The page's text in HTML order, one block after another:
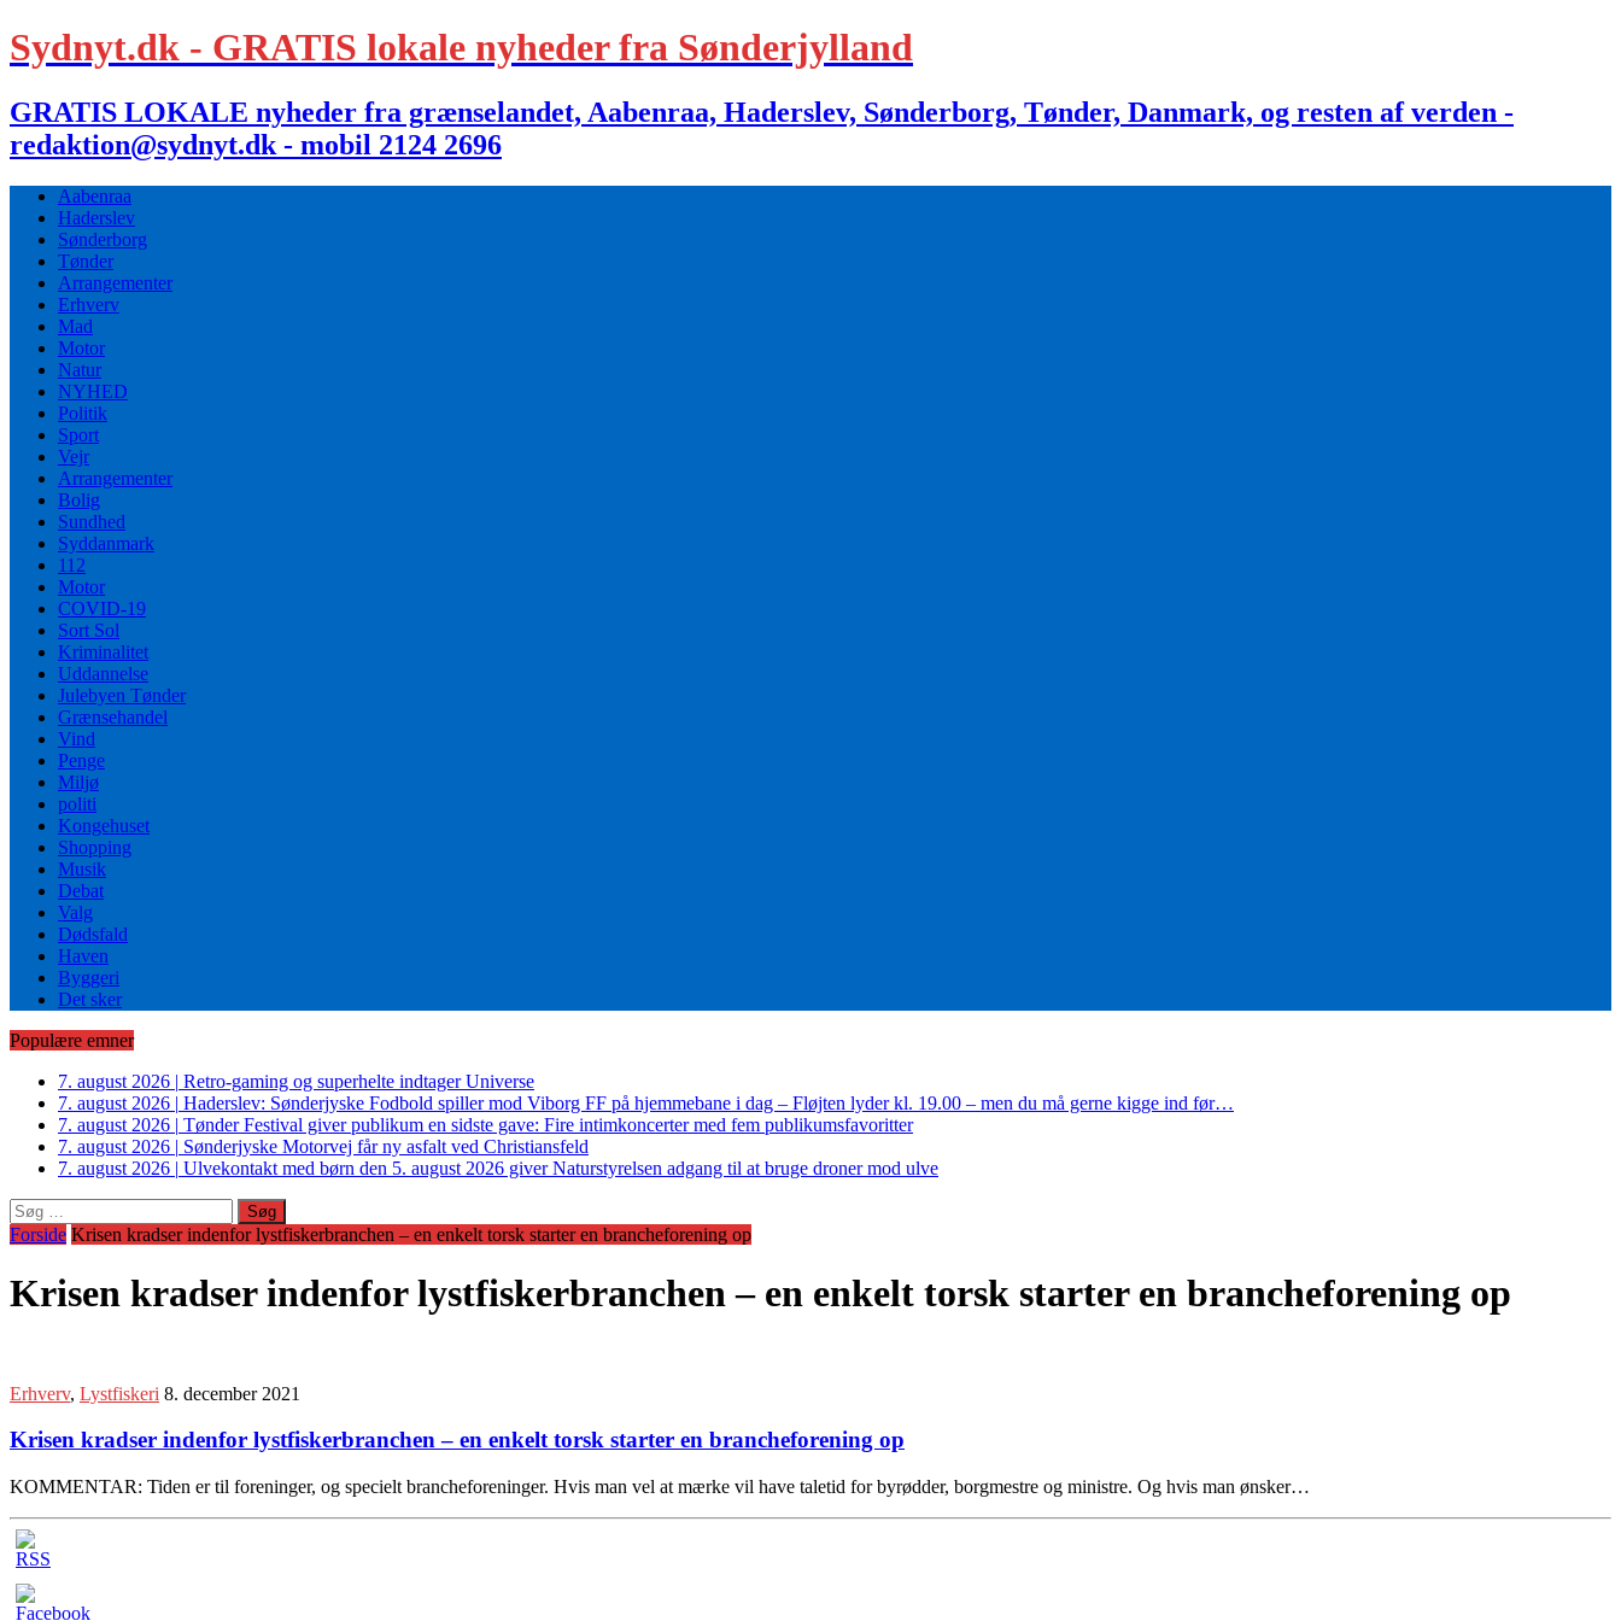
Sydnyt.dk - GRATIS lokale nyheder fra Sønderjylland
GRATIS LOKALE nyheder fra grænselandet, Aabenraa, Haderslev, Sønderborg, Tønder, Danmark, og resten af verden -
redaktion@sydnyt.dk - mobil 2124 2696
Aabenraa
Haderslev
Sønderborg
Tønder
Arrangementer
Erhverv
Mad
Motor
Natur
NYHED
Politik
Sport
Vejr
Arrangementer
Bolig
Sundhed
Syddanmark
112
Motor
COVID-19
Sort Sol
Kriminalitet
Uddannelse
Julebyen Tønder
Grænsehandel
Vind
Penge
Miljø
politi
Kongehuset
Shopping
Musik
Debat
Valg
Dødsfald
Haven
Byggeri
Det sker
Populære emner
7. august 2026 | Retro-gaming og superhelte indtager Universe
7. august 2026 | Haderslev: Sønderjyske Fodbold spiller mod Viborg FF på hjemmebane i dag – Fløjten lyder kl. 19.00 – men du må gerne kigge ind før…
7. august 2026 | Tønder Festival giver publikum en sidste gave: Fire intimkoncerter med fem publikumsfavoritter
7. august 2026 | Sønderjyske Motorvej får ny asfalt ved Christiansfeld
7. august 2026 | Ulvekontakt med børn den 5. august 2026 giver Naturstyrelsen adgang til at bruge droner mod ulve
Søg
efter:
Forside Krisen kradser indenfor lystfiskerbranchen – en enkelt torsk starter en brancheforening op
Krisen kradser indenfor lystfiskerbranchen – en enkelt torsk starter en brancheforening op
Erhverv, Lystfiskeri 8. december 2021
Krisen kradser indenfor lystfiskerbranchen – en enkelt torsk starter en brancheforening op
KOMMENTAR: Tiden er til foreninger, og specielt brancheforeninger. Hvis man vel at mærke vil have taletid for byrødder, borgmestre og ministre. Og hvis man ønsker…